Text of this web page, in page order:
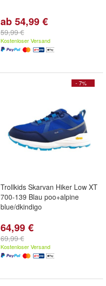
ab 54,99 €
59,99 €
Kostenloser Versand
- 7%
Trollkids Skarvan Hiker Low XT
700-139 Blau poo+alpine
blue/dkindigo
64,99 €
69,99 €
Kostenloser Versand